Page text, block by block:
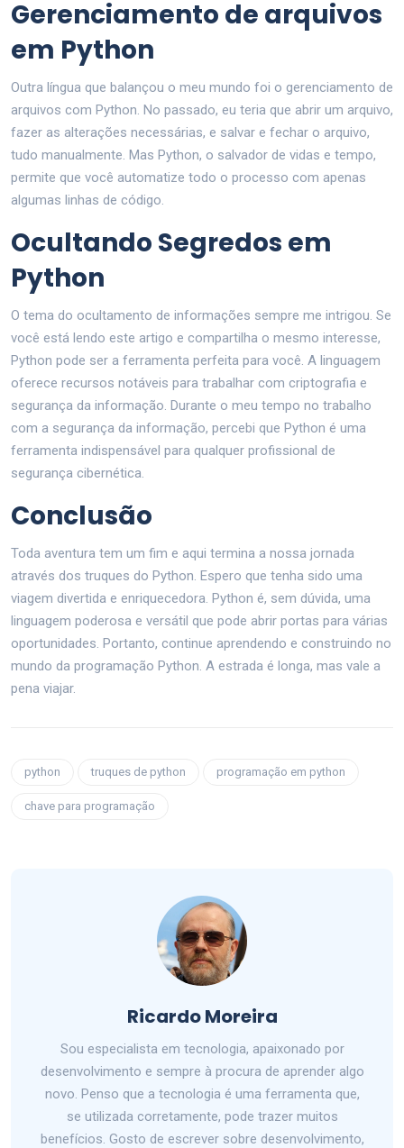
Gerenciamento de arquivos
em Python
Outra língua que balançou o meu mundo foi o gerenciamento de
arquivos com Python. No passado, eu teria que abrir um arquivo,
fazer as alterações necessárias, e salvar e fechar o arquivo,
tudo manualmente. Mas Python, o salvador de vidas e tempo,
permite que você automatize todo o processo com apenas
algumas linhas de código.
Ocultando Segredos em
Python
O tema do ocultamento de informações sempre me intrigou. Se
você está lendo este artigo e compartilha o mesmo interesse,
Python pode ser a ferramenta perfeita para você. A linguagem
oferece recursos notáveis para trabalhar com criptografia e
segurança da informação. Durante o meu tempo no trabalho
com a segurança da informação, percebi que Python é uma
ferramenta indispensável para qualquer profissional de
segurança cibernética.
Conclusão
Toda aventura tem um fim e aqui termina a nossa jornada
através dos truques do Python. Espero que tenha sido uma
viagem divertida e enriquecedora. Python é, sem dúvida, uma
linguagem poderosa e versátil que pode abrir portas para várias
oportunidades. Portanto, continue aprendendo e construindo no
mundo da programação Python. A estrada é longa, mas vale a
pena viajar.
python truques de python programação em python
chave para programação
Ricardo Moreira
Sou especialista em tecnologia, apaixonado por
desenvolvimento e sempre à procura de aprender algo
novo. Penso que a tecnologia é uma ferramenta que,
se utilizada corretamente, pode trazer muitos
benefícios. Gosto de escrever sobre desenvolvimento,